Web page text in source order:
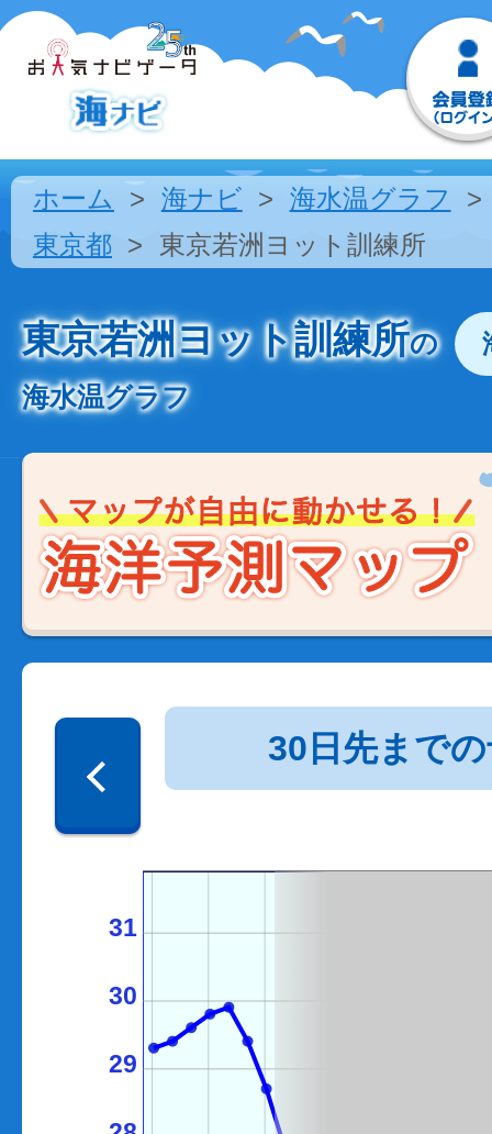
ホーム 海ナビ
海水温グラフ
東京都
東京若洲ヨット訓練所
東京若洲ヨット訓練所の
海水温グラフ
30日先まで
29
30
31